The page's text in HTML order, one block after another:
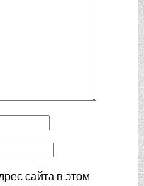
сайта в этом